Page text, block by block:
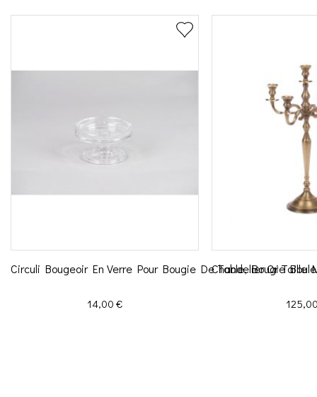
Circuli Bougeoir En Verre Pour Bougie De Table, Bougie
Prix
14,00 €
Chandelier Or Taille
Prix